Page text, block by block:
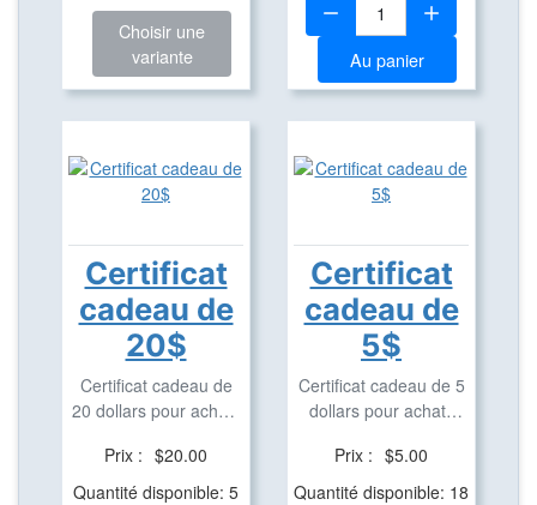
Choisir une
variante
Au panier
Certificat
cadeau de
20$
Certificat cadeau de
20 dollars pour achats
Prix : $20.00
Quantité disponible: 5
Certificat
cadeau de
5$
Certificat cadeau de 5
dollars pour achats
Prix : $5.00
Quantité disponible: 18